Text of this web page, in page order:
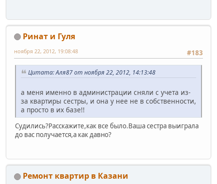
Ринат и Гуля
#183
ноября 22, 2012, 19:08:48
Цитата: Аля87 от ноября 22, 2012, 14:13:48
а меня именно в администрации сняли с учета из-
за квартиры сестры, и она у нее не в собственности,
а просто в их базе!!
Судились?Расскажите,как все было.Ваша сестра выиграла
до вас получается,а как давно?
Ремонт квартир в Казани